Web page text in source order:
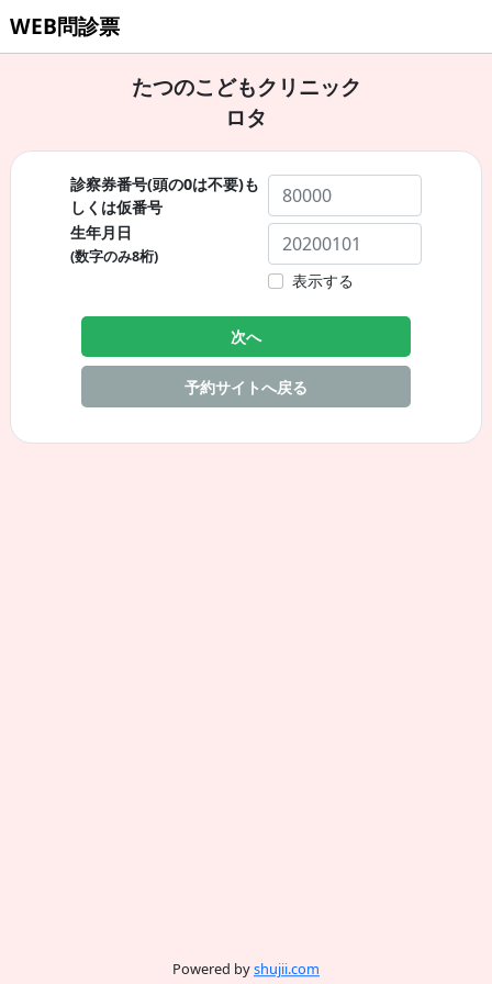
WEB問診票
たつのこどもクリニック
ロタ
診察券番号(頭の0は不要)も
しくは仮番号
生年月日
(数字のみ8桁)
表示する
次へ
予約サイトへ戻る
Powered byshujii.com